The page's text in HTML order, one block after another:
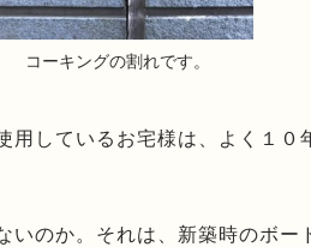
コーキングの割れです。
用しているお宅様は、よく１０
いのか。それは、新築時のボー